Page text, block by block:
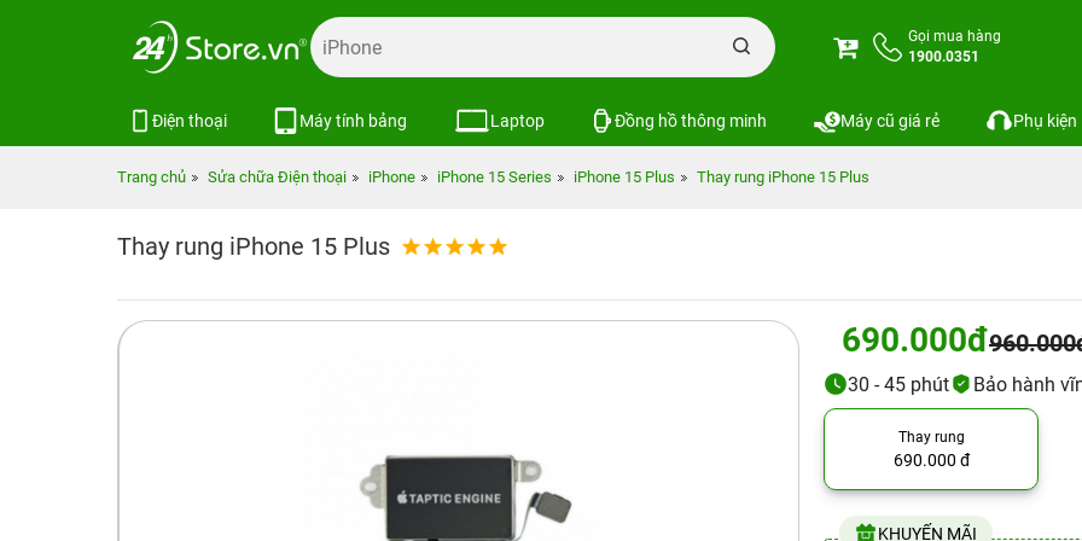
Gọi mua hàng
1900.0351
Điện thoại Máy tính bảng Laptop Đồng hồ thông minh Máy cũ giá rẻ Phụ kiện
Trang chủ Sửa chữa Điện thoại iPhone iPhone 15 Series iPhone 15 Plus Thay rung iPhone 15 Plus
Thay rung iPhone 15 Plus
690.000đ
30 - 45 phút Bảo hành
Thay rung
690.000 đ
KHUYẾN MÃI